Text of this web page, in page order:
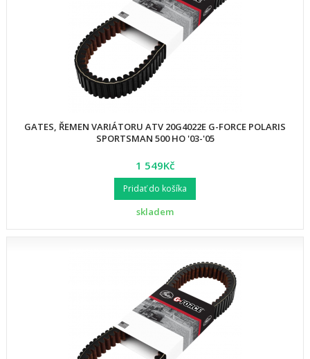
GATES, ŘEMEN VARIÁTORU ATV 20G4022E G-FORCE POLARIS
SPORTSMAN 500 HO '03-'05
1 549Kč
Pridať do košíka
skladem